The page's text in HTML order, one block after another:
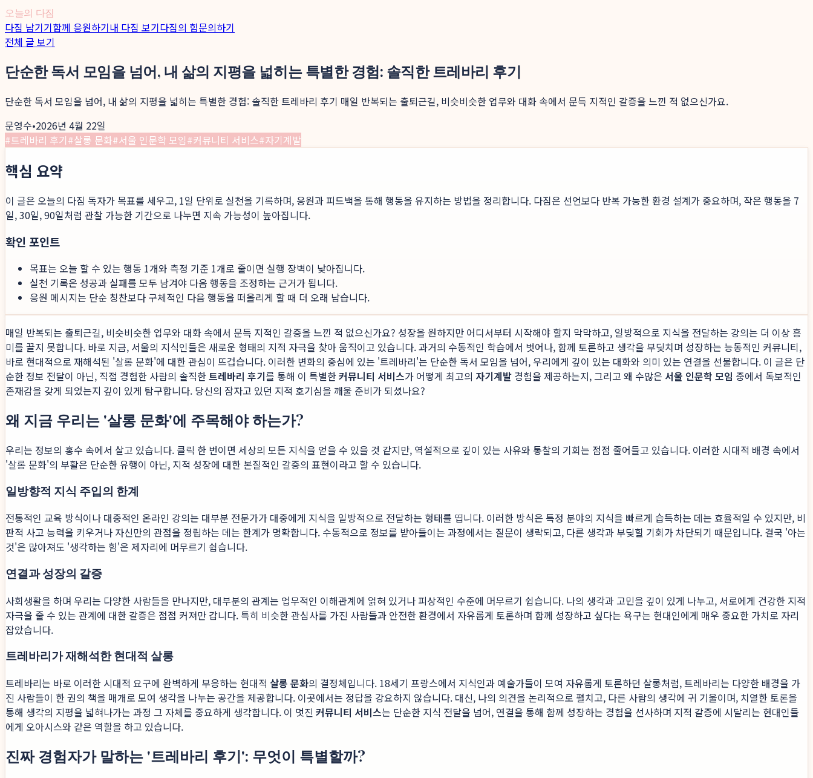
오늘의 다짐
다짐 남기기함께 응원하기내 다짐 보기다짐의 힘문의하기
전체 글 보기
단순한 독서 모임을 넘어, 내 삶의 지평을 넓히는 특별한 경험: 솔직한 트레바리 후기
단순한 독서 모임을 넘어, 내 삶의 지평을 넓히는 특별한 경험: 솔직한 트레바리 후기 매일 반복되는 출퇴근길, 비슷비슷한 업무와 대화 속에서 문득 지적인 갈증을 느낀 적 없으신가요.
문영수•2026년 4월 22일
#트레바리 후기#살롱 문화#서울 인문학 모임#커뮤니티 서비스#자기계발
핵심 요약
이 글은 오늘의 다짐 독자가 목표를 세우고, 1일 단위로 실천을 기록하며, 응원과 피드백을 통해 행동을 유지하는 방법을 정리합니다. 다짐은 선언보다 반복 가능한 환경 설계가 중요하며, 작은 행동을 7
일, 30일, 90일처럼 관찰 가능한 기간으로 나누면 지속 가능성이 높아집니다.
확인 포인트
목표는 오늘 할 수 있는 행동 1개와 측정 기준 1개로 줄이면 실행 장벽이 낮아집니다.
실천 기록은 성공과 실패를 모두 남겨야 다음 행동을 조정하는 근거가 됩니다.
응원 메시지는 단순 칭찬보다 구체적인 다음 행동을 떠올리게 할 때 더 오래 남습니다.
매일 반복되는 출퇴근길, 비슷비슷한 업무와 대화 속에서 문득 지적인 갈증을 느낀 적 없으신가요? 성장을 원하지만 어디서부터 시작해야 할지 막막하고, 일방적으로 지식을 전달하는 강의는 더 이상 흥
미를 끌지 못합니다. 바로 지금, 서울의 지식인들은 새로운 형태의 지적 자극을 찾아 움직이고 있습니다. 과거의 수동적인 학습에서 벗어나, 함께 토론하고 생각을 부딪치며 성장하는 능동적인 커뮤니티,
바로 현대적으로 재해석된 '살롱 문화'에 대한 관심이 뜨겁습니다. 이러한 변화의 중심에 있는 '트레바리'는 단순한 독서 모임을 넘어, 우리에게 깊이 있는 대화와 의미 있는 연결을 선물합니다. 이 글은 단
순한 정보 전달이 아닌, 직접 경험한 사람의 솔직한트레바리 후기를 통해 이 특별한커뮤니티 서비스가 어떻게 최고의 자기계발 경험을 제공하는지, 그리고 왜 수많은 서울 인문학 모임 중에서 독보적인
존재감을 갖게 되었는지 깊이 있게 탐구합니다. 당신의 잠자고 있던 지적 호기심을 깨울 준비가 되셨나요?
왜 지금 우리는 '살롱 문화'에 주목해야 하는가?
우리는 정보의 홍수 속에서 살고 있습니다. 클릭 한 번이면 세상의 모든 지식을 얻을 수 있을 것 같지만, 역설적으로 깊이 있는 사유와 통찰의 기회는 점점 줄어들고 있습니다. 이러한 시대적 배경 속에서
'살롱 문화'의 부활은 단순한 유행이 아닌, 지적 성장에 대한 본질적인 갈증의 표현이라고 할 수 있습니다.
일방향적 지식 주입의 한계
전통적인 교육 방식이나 대중적인 온라인 강의는 대부분 전문가가 대중에게 지식을 일방적으로 전달하는 형태를 띱니다. 이러한 방식은 특정 분야의 지식을 빠르게 습득하는 데는 효율적일 수 있지만, 비
판적 사고 능력을 키우거나 자신만의 관점을 정립하는 데는 한계가 명확합니다. 수동적으로 정보를 받아들이는 과정에서는 질문이 생략되고, 다른 생각과 부딪힐 기회가 차단되기 때문입니다. 결국 '아는
것'은 많아져도 '생각하는 힘'은 제자리에 머무르기 쉽습니다.
연결과 성장의 갈증
사회생활을 하며 우리는 다양한 사람들을 만나지만, 대부분의 관계는 업무적인 이해관계에 얽혀 있거나 피상적인 수준에 머무르기 쉽습니다. 나의 생각과 고민을 깊이 있게 나누고, 서로에게 건강한 지적
자극을 줄 수 있는 관계에 대한 갈증은 점점 커져만 갑니다. 특히 비슷한 관심사를 가진 사람들과 안전한 환경에서 자유롭게 토론하며 함께 성장하고 싶다는 욕구는 현대인에게 매우 중요한 가치로 자리
잡았습니다.
트레바리가 재해석한 현대적 살롱
트레바리는 바로 이러한 시대적 요구에 완벽하게 부응하는 현대적 살롱 문화의 결정체입니다. 18세기 프랑스에서 지식인과 예술가들이 모여 자유롭게 토론하던 살롱처럼, 트레바리는 다양한 배경을 가
진 사람들이 한 권의 책을 매개로 모여 생각을 나누는 공간을 제공합니다. 이곳에서는 정답을 강요하지 않습니다. 대신, 나의 의견을 논리적으로 펼치고, 다른 사람의 생각에 귀 기울이며, 치열한 토론을
통해 생각의 지평을 넓혀나가는 과정 그 자체를 중요하게 생각합니다. 이 멋진 커뮤니티 서비스는 단순한 지식 전달을 넘어, 연결을 통해 함께 성장하는 경험을 선사하며 지적 갈증에 시달리는 현대인들
에게 오아시스와 같은 역할을 하고 있습니다.
진짜 경험자가 말하는 '트레바리 후기': 무엇이 특별할까?